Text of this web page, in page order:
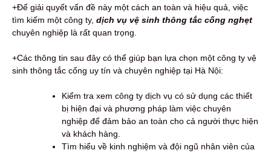
+Để giải quyết vấn đề này một cách an toàn và hiệu quả, việc
tìm kiếm một công ty, dịch vụ vệ sinh thông tắc cống nghẹt
chuyên nghiệp là rất quan trọng.
+Các thông tin sau đây có thể giúp bạn lựa chọn một công ty vệ
sinh thông tắc cống uy tín và chuyên nghiệp tại Hà Nội:
Kiểm tra xem công ty dịch vụ có sử dụng các thiết
bị hiện đại và phương pháp làm việc chuyên
nghiệp để đảm bảo an toàn cho cả người thực hiện
và khách hàng.
Tìm hiểu về kinh nghiệm và đội ngũ nhân viên của